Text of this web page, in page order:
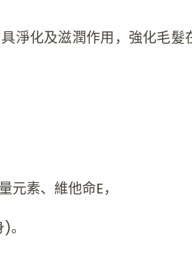
淨化及滋潤作用，強化毛
素、維他命E，